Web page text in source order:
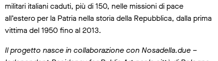
militari italiani caduti, più di 150, nelle missioni di pace
all’estero per la Patria nella storia della Repubblica, dalla prima
vittima del 1950 fino al 2013.
Il progetto nasce in collaborazione con Nosadella.due –